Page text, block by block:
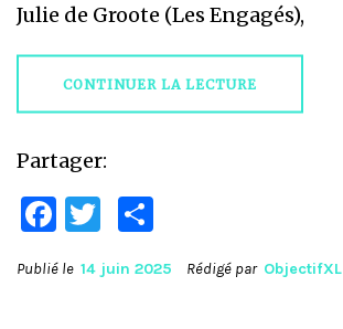
Julie de Groote (Les Engagés),
CONTINUER LA LECTURE
Partager:
Facebook
Twitter
Publié le 14 juin 2025 Rédigé par ObjectifXL